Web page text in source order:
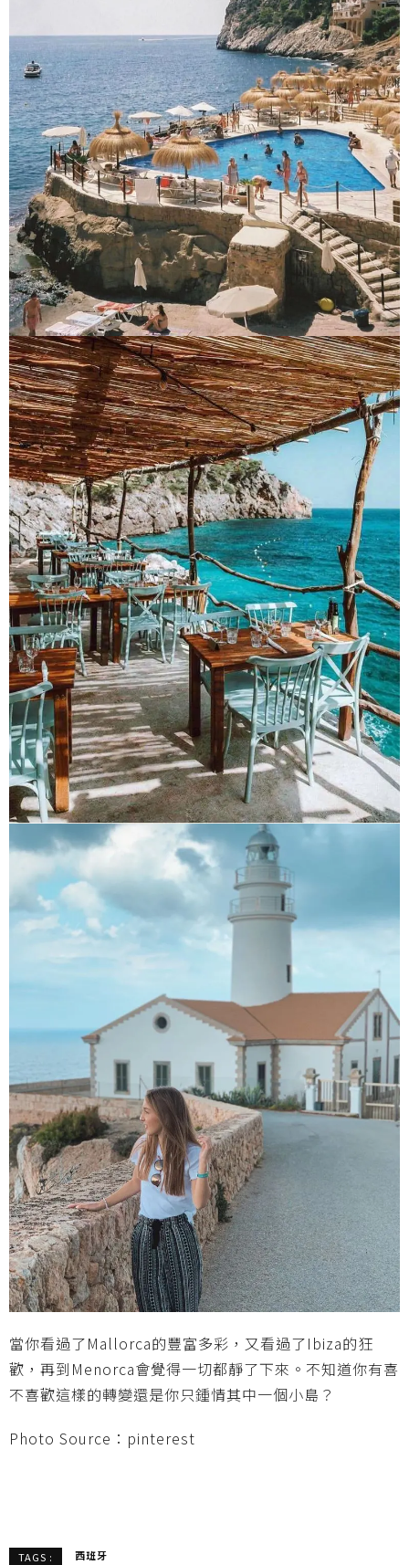
當你看過了Mallorca的豐富多彩，又看過了Ibiza的狂
歡，再到Menorca會覺得一切都靜了下來。不知道你有喜
不喜歡這樣的轉變還是你只鍾情其中一個小島？
Photo Source：pinterest
TAGS : 西班牙